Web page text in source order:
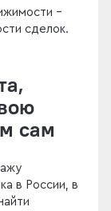
-
сделок.
сам
в России, в